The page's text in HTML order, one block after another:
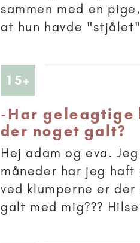
sammen med en
at hun havde
15+
-Har geleagtige
der noget galt?
Hej adam og eva.
måneder har jeg
ved klumperne er
galt med mig???